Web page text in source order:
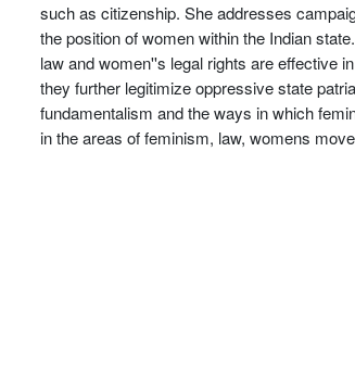
such as citizenship. She addresses
the position of women within the Indian
law and women''s legal rights are effective
they further legitimize oppressive state
fundamentalism and the ways in which
in the areas of feminism, law, womens